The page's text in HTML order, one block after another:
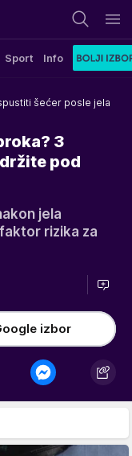
Sport Info
šećer posle jela
3
pod
jela
rizika za
izbor